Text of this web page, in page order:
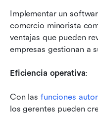
Implementar un
comercio minorista
ventajas que pueden
empresas gestionan a
Eficiencia operativa:
Con las funciones
los gerentes pueden